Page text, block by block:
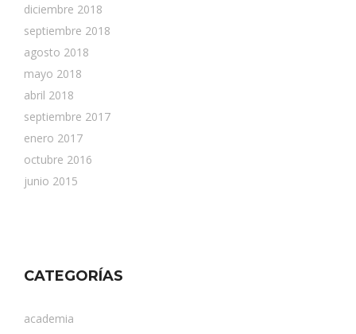
diciembre 2018
septiembre 2018
agosto 2018
mayo 2018
abril 2018
septiembre 2017
enero 2017
octubre 2016
junio 2015
CATEGORÍAS
academia